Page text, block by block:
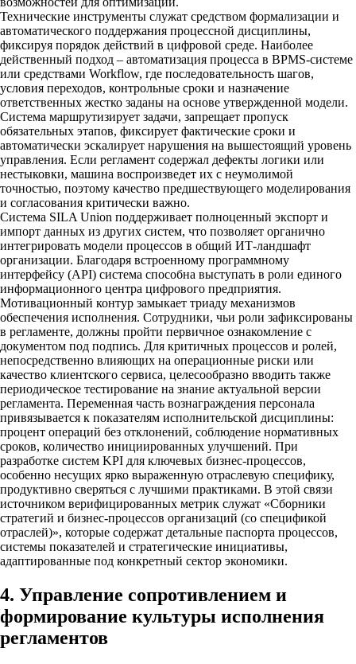
Технические инструменты служат средством формализации и
автоматического поддержания процессной дисциплины,
фиксируя порядок действий в цифровой среде. Наиболее
действенный подход – автоматизация процесса в BPMS-системе
или средствами Workflow, где последовательность шагов,
условия переходов, контрольные сроки и назначение
ответственных жестко заданы на основе утвержденной модели.
Система маршрутизирует задачи, запрещает пропуск
обязательных этапов, фиксирует фактические сроки и
автоматически эскалирует нарушения на вышестоящий уровень
управления. Если регламент содержал дефекты логики или
нестыковки, машина воспроизведет их с неумолимой
точностью, поэтому качество предшествующего моделирования
и согласования критически важно.
Система SILA Union поддерживает полноценный экспорт и
импорт данных из других систем, что позволяет органично
интегрировать модели процессов в общий ИТ-ландшафт
организации. Благодаря встроенному программному
интерфейсу (API) система способна выступать в роли единого
информационного центра цифрового предприятия.
Мотивационный контур замыкает триаду механизмов
обеспечения исполнения. Сотрудники, чьи роли зафиксированы
в регламенте, должны пройти первичное ознакомление с
документом под подпись. Для критичных процессов и ролей,
непосредственно влияющих на операционные риски или
качество клиентского сервиса, целесообразно вводить также
периодическое тестирование на знание актуальной версии
регламента. Переменная часть вознаграждения персонала
привязывается к показателям исполнительской дисциплины:
процент операций без отклонений, соблюдение нормативных
сроков, количество инициированных улучшений. При
разработке систем KPI для ключевых бизнес-процессов,
особенно несущих ярко выраженную отраслевую специфику,
продуктивно сверяться с лучшими практиками. В этой связи
источником верифицированных метрик служат «Сборники
стратегий и бизнес-процессов организаций (со спецификой
отраслей)», которые содержат детальные паспорта процессов,
системы показателей и стратегические инициативы,
адаптированные под конкретный сектор экономики.
4. Управление сопротивлением и
формирование культуры исполнения
регламентов